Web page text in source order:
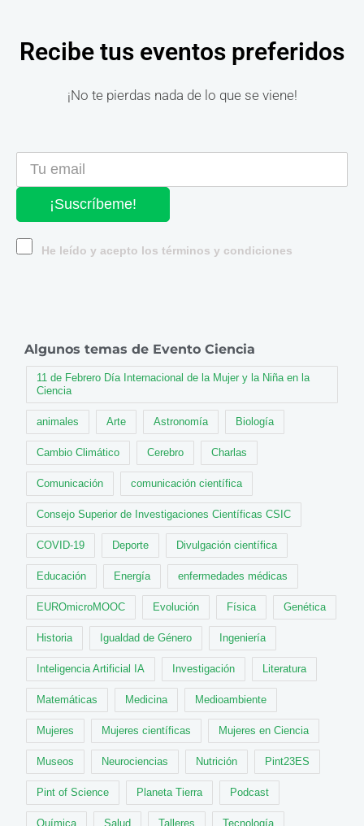
Recibe tus eventos preferidos
¡No te pierdas nada de lo que se viene!
¡Suscríbeme!
He leído y acepto los términos y condiciones
Algunos temas de Evento Ciencia
11 de Febrero Día Internacional de la Mujer y la Niña en la
Ciencia
animales Arte Astronomía Biología
Cambio Climático Cerebro Charlas
Comunicación comunicación científica
Consejo Superior de Investigaciones Científicas CSIC
COVID-19 Deporte Divulgación científica
Educación Energía enfermedades médicas
EUROmicroMOOC Evolución Física Genética
Historia Igualdad de Género Ingeniería
Inteligencia Artificial IA Investigación Literatura
Matemáticas Medicina Medioambiente
Mujeres Mujeres científicas Mujeres en Ciencia
Museos Neurociencias Nutrición Pint23ES
Pint of Science Planeta Tierra Podcast
Química Salud Talleres Tecnología